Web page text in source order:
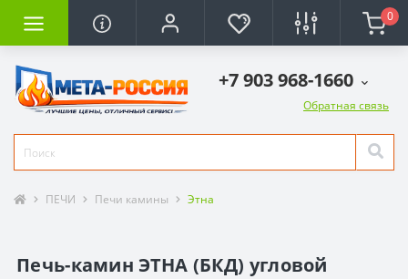
0
+7 903 968-1660
Обратная связь
ПЕЧИ Печи камины Этна
Печь-камин ЭТНА (БКД) угловой